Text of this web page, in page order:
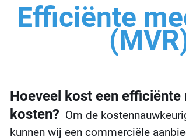
Efficiënte
Hoeveel kost een
kosten? Om de
kunnen wij een commerciële